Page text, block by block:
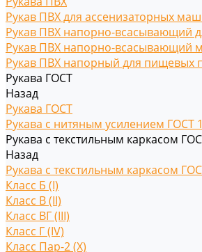
Рукав ПВХ для ассенизаторных
Рукав ПВХ напорно-всасывающий
Рукав ПВХ напорно-всасывающий
Рукав ПВХ напорный для пищевых
Рукава ГОСТ
Назад
Рукава ГОСТ
Рукава с нитяным усилением ГОСТ
Рукава с текстильным каркасом
Назад
Рукава с текстильным каркасом
Класс Б (I)
Класс В (II)
Класс ВГ (III)
Класс Г (IV)
Класс Пар-2 (X)